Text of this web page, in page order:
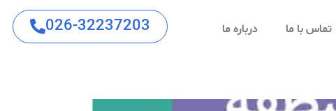
تماس با ما درباره ما 026-32237203